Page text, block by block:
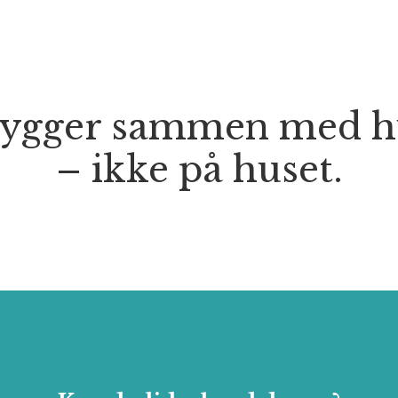
sammen med
– ikke på huset.